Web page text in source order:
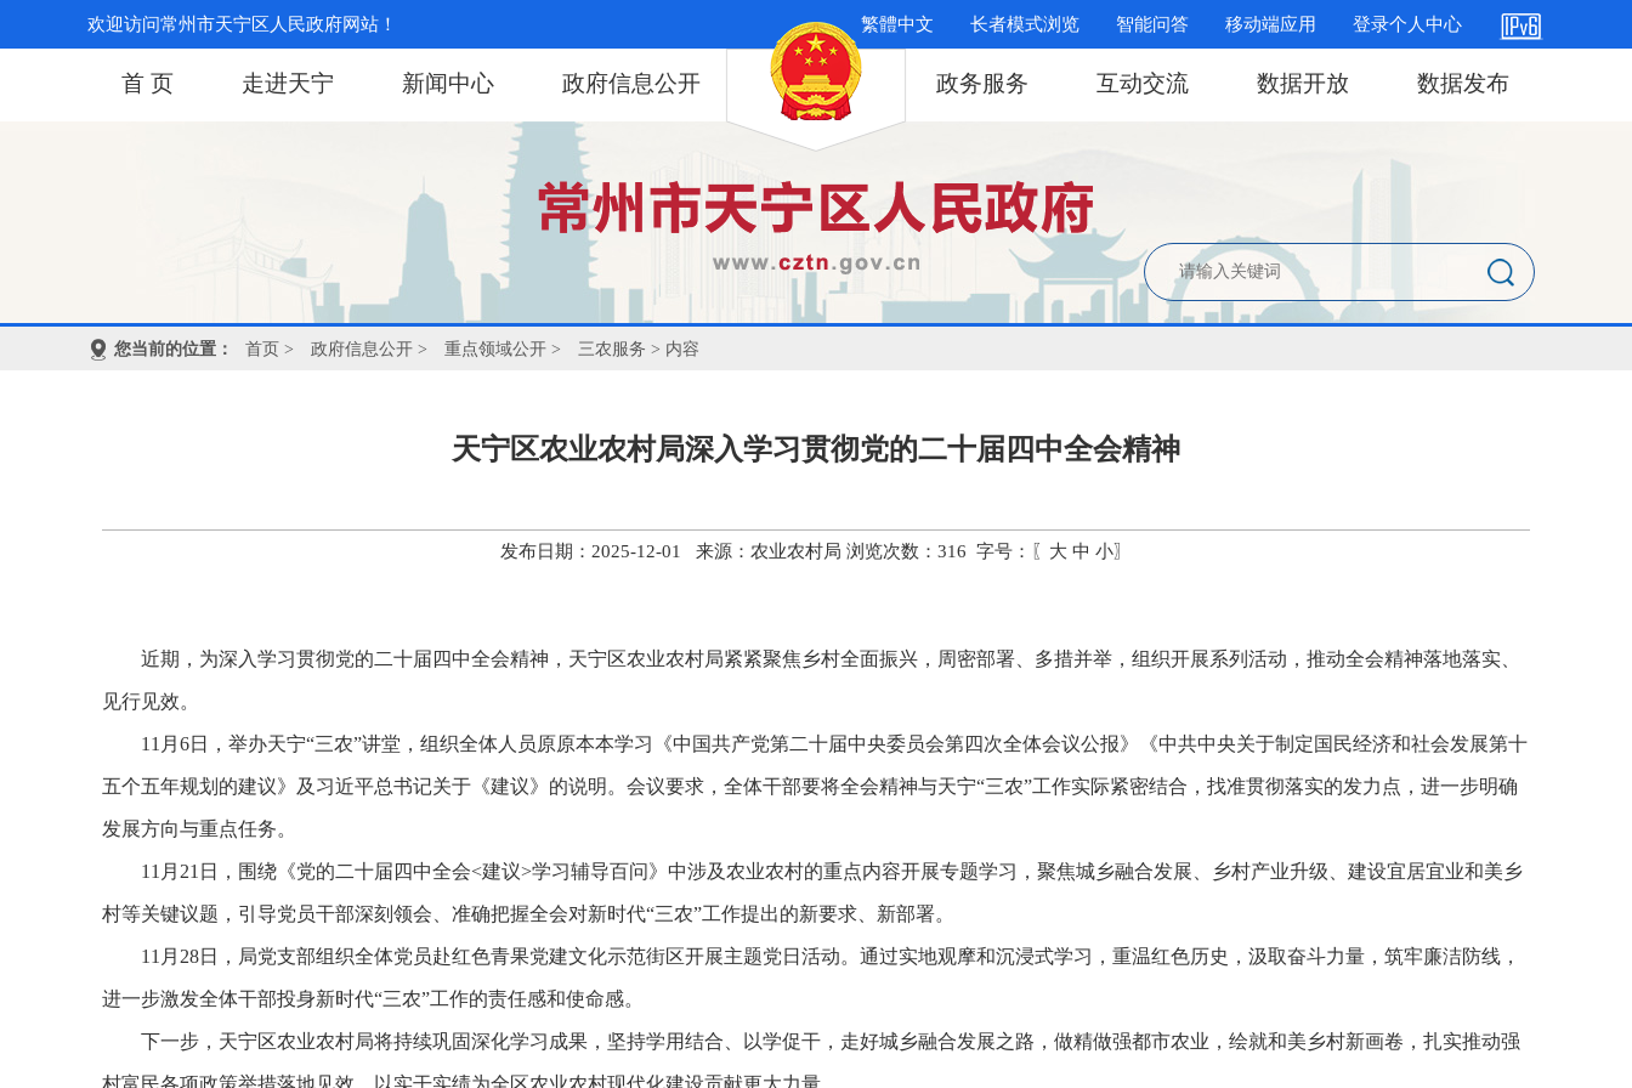
欢迎访问常州市天宁区人民政府网站！ 繁體中文 长者模式浏览 智能问答 移动端应用 登录个人中心
首 页 走进天宁 新闻中心 政府信息公开 政务服务 互动交流 数据开放 数据发布
您当前的位置： 首页 > 政府信息公开 > 重点领域公开 > 三农服务 > 内容
天宁区农业农村局深入学习贯彻党的二十届四中全会精神
发布日期：2025-12-01 来源：农业农村局 浏览次数： 316 字号：〖 大 中 小〗
近期，为深入学习贯彻党的二十届四中全会精神，天宁区农业农村局紧紧聚焦乡村全面振兴，周密部署、多措并举，组织开展系列活动，推动全会精神落地落实、
见行见效。
11 月 6日，举办天宁“三农”讲堂，组织全体人员原原本本学习《中国共产党第二十届中央委员会第四次全体会议公报》《中共中央关于制定国民经济和社会发展第十
五个五年规划的建议》及习近平总书记关于《建议》的说明。会议要求，全体干部要将全会精神与天宁“三农”工作实际紧密结合，找准贯彻落实的发力点，进一步明确
发展方向与重点任务。
11 月 21 日，围绕《党的二十届四中全会<建议>学习辅导百问》中涉及农业农村的重点内容开展专题学习，聚焦城乡融合发展、乡村产业升级、建设宜居宜业和美乡
村等关键议题，引导党员干部深刻领会、准确把握全会对新时代“三农”工作提出的新要求、新部署。
11 月 28日，局党支部组织全体党员赴红色青果党建文化示范街区开展主题党日活动。通过实地观摩和沉浸式学习，重温红色历史，汲取奋斗力量，筑牢廉洁防线，
进一步激发全体干部投身新时代“三农”工作的责任感和使命感。
下一步，天宁区农业农村局将持续巩固深化学习成果，坚持学用结合、以学促干，走好城乡融合发展之路，做精做强都市农业，绘就和美乡村新画卷，扎实推动强
村富民各项政策举措落地见效，以实干实绩为全区农业农村现代化建设贡献更大力量。